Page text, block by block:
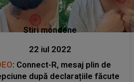
Stiri mondene
22 iul 2022
: Connect-R, mesaj plin de
după declarațiile făcute